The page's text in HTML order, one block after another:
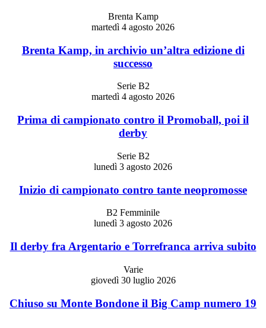
Brenta Kamp
martedì 4 agosto 2026
Brenta Kamp, in archivio un’altra edizione di
successo
Serie B2
martedì 4 agosto 2026
Prima di campionato contro il Promoball, poi il
derby
Serie B2
lunedì 3 agosto 2026
Inizio di campionato contro tante neopromosse
B2 Femminile
lunedì 3 agosto 2026
Il derby fra Argentario e Torrefranca arriva subito
Varie
giovedì 30 luglio 2026
Chiuso su Monte Bondone il Big Camp numero 19